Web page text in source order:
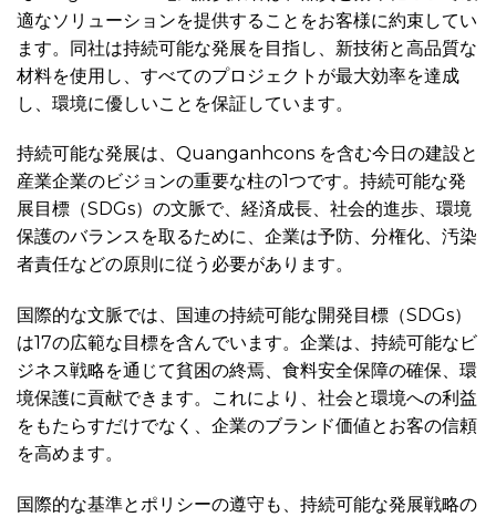
適なソリューションを提供することをお客様に約束してい
ます。同社は持続可能な発展を目指し、新技術と高品質な
材料を使用し、すべてのプロジェクトが最大効率を達成
し、環境に優しいことを保証しています。
持続可能な発展は、Quanganhcons を含む今日の建設と
産業企業のビジョンの重要な柱の1つです。持続可能な発
展目標（SDGs）の文脈で、経済成長、社会的進歩、環境
保護のバランスを取るために、企業は予防、分権化、汚染
者責任などの原則に従う必要があります。
国際的な文脈では、国連の持続可能な開発目標（SDGs）
は17の広範な目標を含んでいます。企業は、持続可能なビ
ジネス戦略を通じて貧困の終焉、食料安全保障の確保、環
境保護に貢献できます。これにより、社会と環境への利益
をもたらすだけでなく、企業のブランド価値とお客の信頼
を高めます。
国際的な基準とポリシーの遵守も、持続可能な発展戦略の